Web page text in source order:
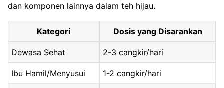
dan komponen lainnya dalam teh hijau.
Kategori Dosis yang Disarankan
Dewasa Sehat 2-3 cangkir/hari
Ibu Hamil/Menyusui 1-2 cangkir/hari